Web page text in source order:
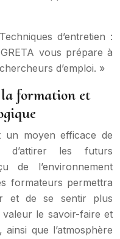
d’entretien :
vous prépare à
d’emploi. »
la formation et
un moyen efficace de
les futurs
de l’environnement
formateurs permettra
et de se sentir plus
le savoir-faire et
ainsi que l’atmosphère